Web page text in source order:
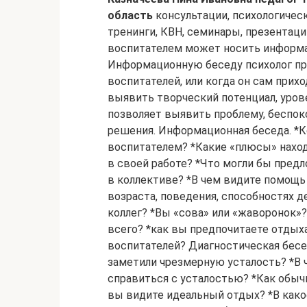
область консультации, психологическая помощь, пропаганда психологических знаний, тренинги, КВН, семинары, презентации, лектории, стендовая информация. Беседа с воспитателем может носить информационный или диагностический характер. Информационную беседу психолог проводит при приеме на работу новых воспитателей, или когда он сам приходит впервые в коллектив ДОУ. В ней можно выявить творческий потенциал, уровень конфликтности. Диагностическая беседа позволяет выявить проблему, беспокоящую воспитателя, выбрать методы для ее решения. Информационная беседа. *Кем бы вы хотели работать, если бы не работали воспитателем? *Какие «плюсы» находите в своей работе? *Какие «минусы» находите в своей работе? *Что могли бы предложить для улучшения психологического климата в коллективе? *В чем видите помощь родителей? *Какой информации об особенностях возраста, поведения, способностях детей вам не хватает? *Чему могли бы научить коллег? *Вы «сова» или «жаворонок»? *Какие занятия вам нравится проводить больше всего? *как вы предпочитаете отдыхать? *Какие поощрения следовало бы ввести для воспитателей? Диагностическая беседа. Проблема – переутомление *Когда вы заметили чрезмерную усталость? *В чем проявляется усталость? *Как пытаетесь справиться с усталостью? *Как обычно проходит ваш вечер, выходной день? *Каким вы видите идеальный отдых? *В какое время суток ощущаете утомление сильнее всего? *Считаете ли обязанности, возложенные на вас, чрезмерными, требования завышенными? *Как вы полагаете, кто бы мог помочь вам справиться с усталостью? *Страдаете ли бессонницей? *Принимаете ли успокоительные средства? *Как вы полагаете, что является истиной причиной вашего переутомления? Беседа позволяет узнать человека лучше, выявить что его беспокоит, создать первичную психологическую базу для дальнейшей диагностики. Информацию, полученную в ходе беседы, хорошо дополнить результатами тестирования. Если в коллектив приходит новый воспитатель, психолог может его продиагностировать, обработать полученные результаты, ознакомить с их результатами руководителя. Диагностика может быть направлена на определние личностных качеств: на доброжелательность, умение слушать других людей, терпение, выдержку и самообладание, самостоятельность и инициативность, стремление профессионально совершенствоваться, организованность, умение работать в команде, чувство юмора, творческий потенциал, грамотность, эрудицию. Чтобы проверить, насколько у сотрудника развиты воображение, творческий потенциал, можно предложить ему перевоплотиться в Золушку, Карабаса-Барабаса, Снежную Королеву, придумать дизайн игровой комнаты. Обладает ли человек грамотной и образной речью, можно выявить, предложив ему написать эссе «Один день из жизни воспитателя». Общую эрудицию сотрудника можно проверить. Предложив ему ответить на вопросы из нескольких областей знаний, написать краткий сценарий интерактивных игр «В стране математики», «Наш дом – Земля». Консультирование — очень ответственное и непростое дело. Воспитатели очень чувствительны к критике и неодобрению. Консультации могут касаться: • Личных проблем; • Отношений с коллегами; • Отношений с детьми; • Отношений с родителями. Оптимальный порядок проведения консультации следующий. 1. Расслабление.(расположить к себе) 2. Подведение к сути проблемы. 3. Обсуждение сути проблемы. 4. Обсуждение путей решения проблемы. 5. Принятие путей решения проблемы. Скорая психологическая помощь. Это вид психологической помощи, которую психолог ежедневно оказывает сотрудникам ДОУ по их требованию (стресс, конфликт, синдром хронической усталости). Если воспитатель